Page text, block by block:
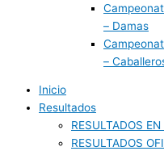
– Damas
–
Inicio
Resultados
RESULTADOS
RESULTADOS